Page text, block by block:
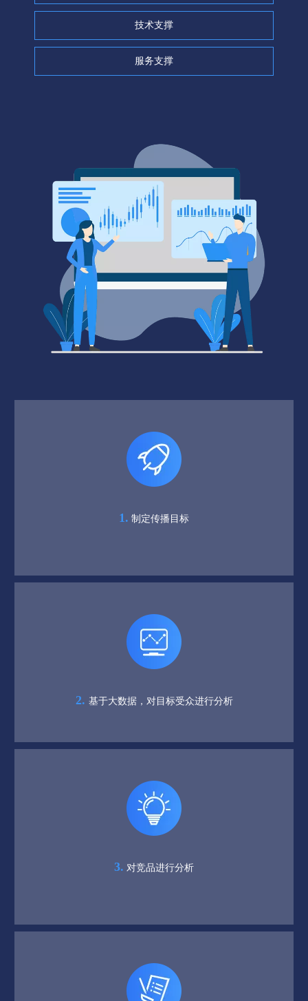
技术支撑
服务支撑
1. 制定传播目标
2. 基于大数据，对目标受众进行分析
3. 对竞品进行分析